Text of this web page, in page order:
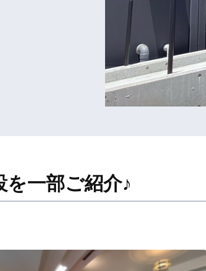
を一部ご紹介♪